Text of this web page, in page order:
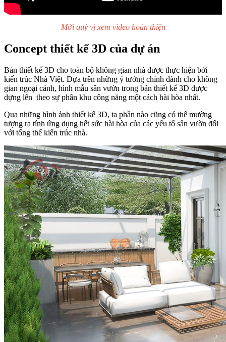
Mời quý vị xem video hoàn thiện
Concept thiết kế 3D của dự án
Bản thiết kế 3D cho toàn bộ không gian nhà được thực hiện bởi
kiến trúc Nhà Việt. Dựa trên những ý tưởng chính dành cho không
gian ngoại cảnh, hình mẫu sân vườn trong bản thiết kế 3D được
dựng lên theo sự phân khu công năng một cách hài hòa nhất.
Qua những hình ảnh thiết kế 3D, ta phần nào cũng có thể mường
tượng ra tính ứng dụng hết sức hài hòa của các yếu tố sân vườn đối
với tổng thể kiến trúc nhà.